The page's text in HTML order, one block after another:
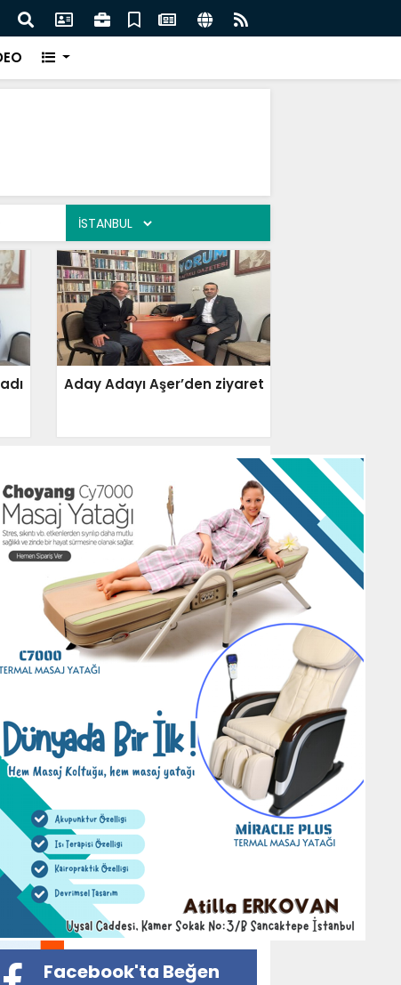
vatandaşın umudu oldu
Aday Adayı Aşer’den ziyaret
Yangın ilk sırada yer
Güncel
Facebook'ta Beğen